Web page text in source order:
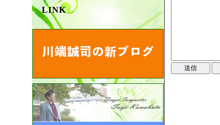
LINK